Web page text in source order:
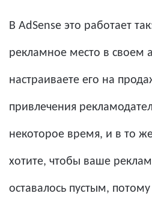
В AdSense это работает
рекламное место в своем
настраиваете его на
привлечения
некоторое время, и в то
хотите, чтобы ваше
оставалось пустым,